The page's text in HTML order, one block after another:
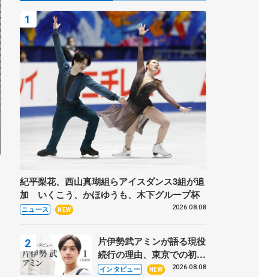
紀平梨花、西山真瑚組らアイスダンス3組が追
加 いくこう、かほゆうも、木下グループ杯
ニュース NEW 2026.08.08
片伊勢武アミンが語る現役
続行の理由、東京での初め
ての一人暮らし 注目スケ
インタビュー NEW 2026.08.08